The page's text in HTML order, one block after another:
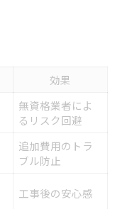
効果
無資格業者によ
るリスク回避
追加費用のトラ
ブル防止
工事後の安心感